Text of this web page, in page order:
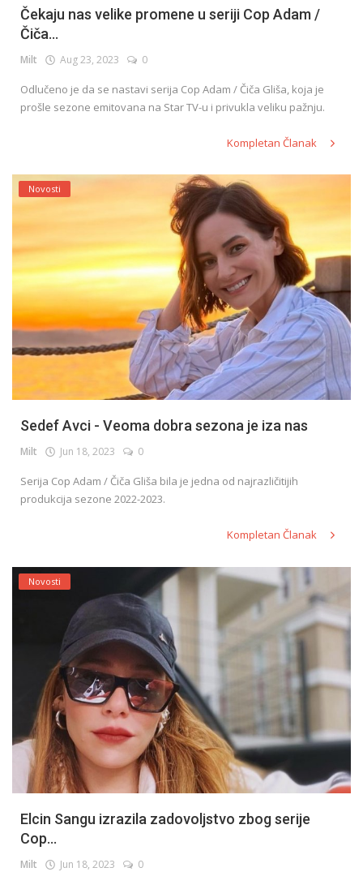
Čekaju nas velike promene u seriji Cop Adam /
Čiča...
Milt Aug 23, 2023 0
Odlučeno je da se nastavi serija Cop Adam / Čiča Gliša, koja je
prošle sezone emitovana na Star TV-u i privukla veliku pažnju.
Kompletan Članak
Novosti
Sedef Avci - Veoma dobra sezona je iza nas
Milt Jun 18, 2023 0
Serija Cop Adam / Čiča Gliša bila je jedna od najrazličitijih
produkcija sezone 2022-2023.
Kompletan Članak
Novosti
Elcin Sangu izrazila zadovoljstvo zbog serije
Cop...
Milt Jun 18, 2023 0